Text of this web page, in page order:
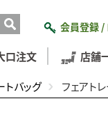
会員登録 /
口注文 店舗
トバッグ フェアト